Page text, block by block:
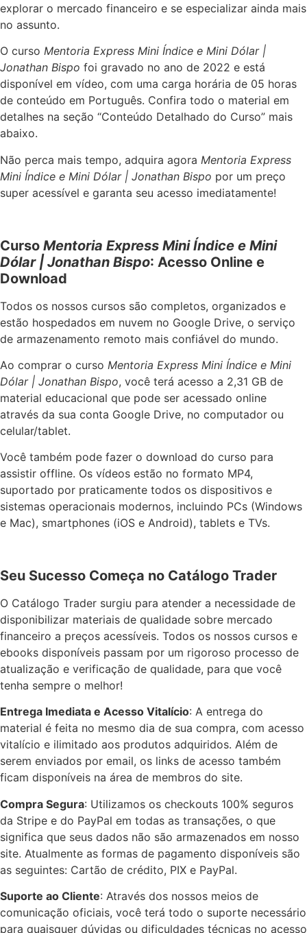
explorar o mercado financeiro e se especializar ainda mais
no assunto.
O curso Mentoria Express Mini Índice e Mini Dólar |
Jonathan Bispo foi gravado no ano de 2022 e está
disponível em vídeo, com uma carga horária de 05 horas
de conteúdo em Português. Confira todo o material em
detalhes na seção “Conteúdo Detalhado do Curso” mais
abaixo.
Não perca mais tempo, adquira agora Mentoria Express
Mini Índice e Mini Dólar | Jonathan Bispo por um preço
super acessível e garanta seu acesso imediatamente!
Curso Mentoria Express Mini Índice e Mini
Dólar | Jonathan Bispo: Acesso Online e
Download
Todos os nossos cursos são completos, organizados e
estão hospedados em nuvem no Google Drive, o serviço
de armazenamento remoto mais confiável do mundo.
Ao comprar o curso Mentoria Express Mini Índice e Mini
Dólar | Jonathan Bispo, você terá acesso a 2,31 GB de
material educacional que pode ser acessado online
através da sua conta Google Drive, no computador ou
celular/tablet.
Você também pode fazer o download do curso para
assistir offline. Os vídeos estão no formato MP4,
suportado por praticamente todos os dispositivos e
sistemas operacionais modernos, incluindo PCs (Windows
e Mac), smartphones (iOS e Android), tablets e TVs.
Seu Sucesso Começa no Catálogo Trader
O Catálogo Trader surgiu para atender a necessidade de
disponibilizar materiais de qualidade sobre mercado
financeiro a preços acessíveis. Todos os nossos cursos e
ebooks disponíveis passam por um rigoroso processo de
atualização e verificação de qualidade, para que você
tenha sempre o melhor!
Entrega Imediata e Acesso Vitalício: A entrega do
material é feita no mesmo dia de sua compra, com acesso
vitalício e ilimitado aos produtos adquiridos. Além de
serem enviados por email, os links de acesso também
ficam disponíveis na área de membros do site.
Compra Segura: Utilizamos os checkouts 100% seguros
da Stripe e do PayPal em todas as transações, o que
significa que seus dados não são armazenados em nosso
site. Atualmente as formas de pagamento disponíveis são
as seguintes: Cartão de crédito, PIX e PayPal.
Suporte ao Cliente: Através dos nossos meios de
comunicação oficiais, você terá todo o suporte necessário
para quaisquer dúvidas ou dificuldades técnicas no acesso